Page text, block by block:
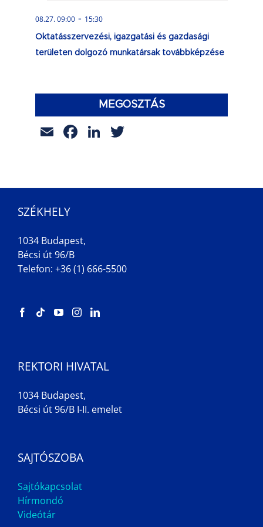
08.27. 09:00 - 15:30
Oktatásszervezési, igazgatási és gazdasági
területen dolgozó munkatársak továbbképzése
MEGOSZTÁS
EmailFacebook
LinkedIn
SZÉKHELY
1034 Budapest,
Bécsi út 96/B
Telefon: +36 (1) 666-5500
REKTORI HIVATAL
1034 Budapest,
Bécsi út 96/B I-II. emelet
SAJTÓSZOBA
Sajtókapcsolat
Hírmondó
Videótár